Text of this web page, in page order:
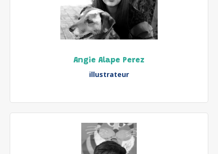
Angie Alape Perez
illustrateur